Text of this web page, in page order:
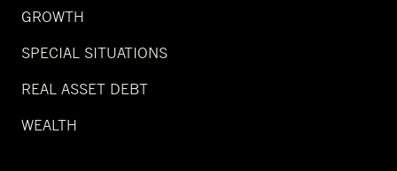
GROWTH
SPECIAL SITUATIONS
REAL ASSET DEBT
WEALTH